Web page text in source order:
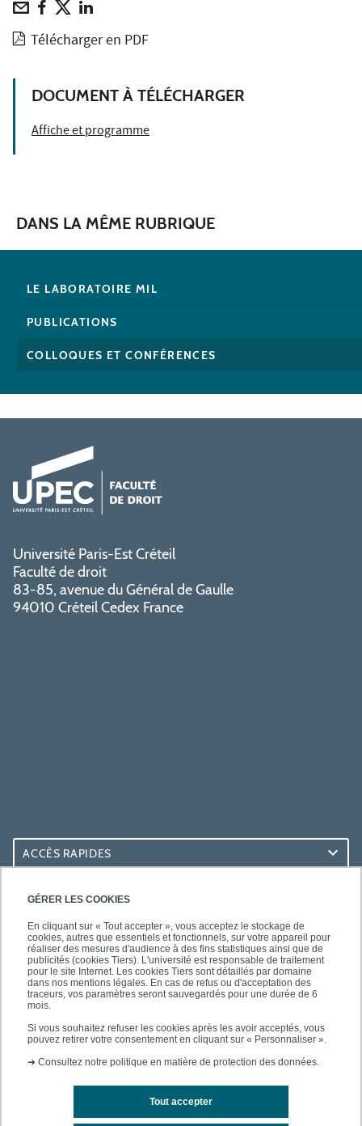
GÉRER LES COOKIES
En cliquant sur « Tout accepter », vous acceptez le stockage de
cookies, autres que essentiels et fonctionnels, sur votre appareil pour
réaliser des mesures d'audience à des fins statistiques ainsi que de
publicités (cookies Tiers). L'université est responsable de traitement
pour le site Internet. Les cookies Tiers sont détaillés par domaine
dans nos mentions légales. En cas de refus ou d'acceptation des
traceurs, vos paramètres seront sauvegardés pour une durée de 6
mois.
Si vous souhaitez refuser les cookies après les avoir acceptés, vous
pouvez retirer votre consentement en cliquant sur « Personnaliser ».
➜ Consultez notre politique en matière de protection des données.
Tout accepter
Télécharger en PDF
DOCUMENT À TÉLÉCHARGER
Affiche et programme
DANS LA MÊME RUBRIQUE
LE LABORATOIRE MIL
PUBLICATIONS
COLLOQUES ET CONFÉRENCES
Université Paris-Est Créteil
Faculté de droit
83-85, avenue du Général de Gaulle
94010 Créteil Cedex France
ACCÈS RAPIDES
ACCÈS PRATIQUES
SUIVEZ-NOUS
Contacts